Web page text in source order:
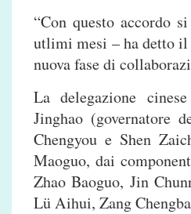
“Con questo accordo
utlimi mesi – ha detto il
nuova fase di
La delegazione
Jinghao (governatore
Chengyou e Shen
Maoguo, dai
Zhao Baoguo, Jin
Lü Aihui, Zang